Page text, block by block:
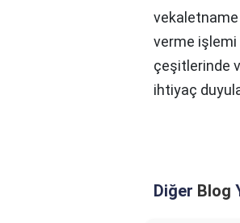
verme işlemi
çeşitlerinde
ihtiyaç
Diğer Blog